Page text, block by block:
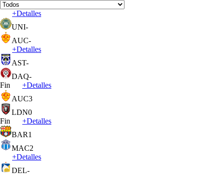
+Detalles
UNI-
AUC-
+Detalles
AST-
DAQ-
Fin
+Detalles
AUC3
LDN0
Fin
+Detalles
BAR1
MAC2
+Detalles
DEL-